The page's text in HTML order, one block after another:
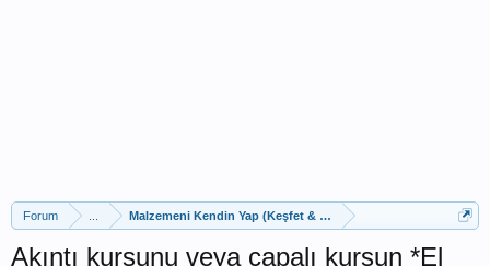
Forum Malzemeni Kendin Yap (Keşfet & Paylaş)
Akıntı kurşunu veya çapalı kurşun *El